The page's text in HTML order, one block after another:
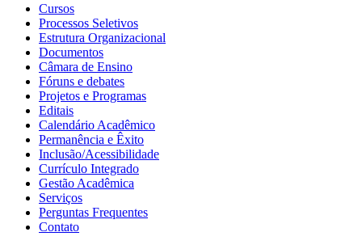
Cursos
Processos Seletivos
Estrutura Organizacional
Documentos
Câmara de Ensino
Fóruns e debates
Projetos e Programas
Editais
Calendário Acadêmico
Permanência e Êxito
Inclusão/Acessibilidade
Currículo Integrado
Gestão Acadêmica
Serviços
Perguntas Frequentes
Contato